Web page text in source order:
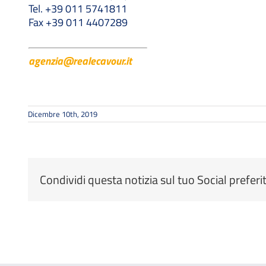
Tel. +39 011 5741811
Fax +39 011 4407289
agenzia@realecavour.it
Dicembre 10th, 2019
Condividi questa notizia sul tuo Social